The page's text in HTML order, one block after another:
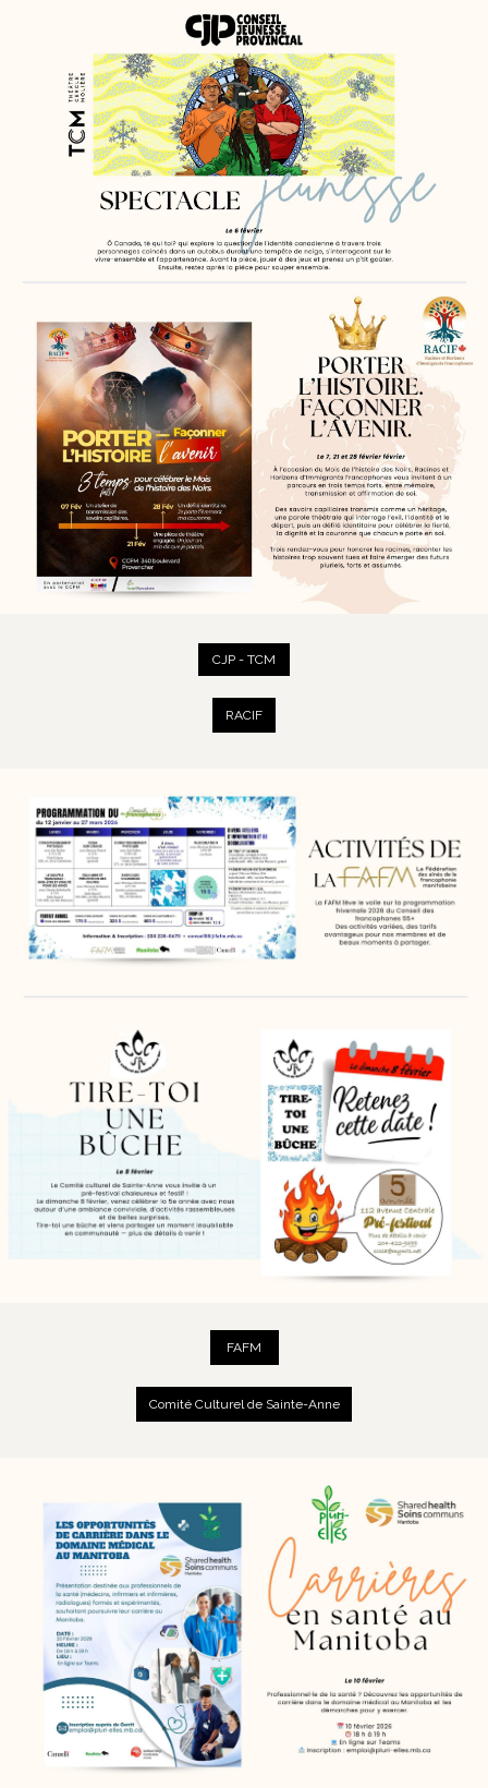
CJP - TCM
RACIF
FAFM
Comité Culturel de Sainte-Anne